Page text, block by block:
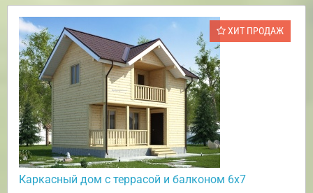
ХИТ ПРОДАЖ
Каркасный дом с террасой и балконом 6х7